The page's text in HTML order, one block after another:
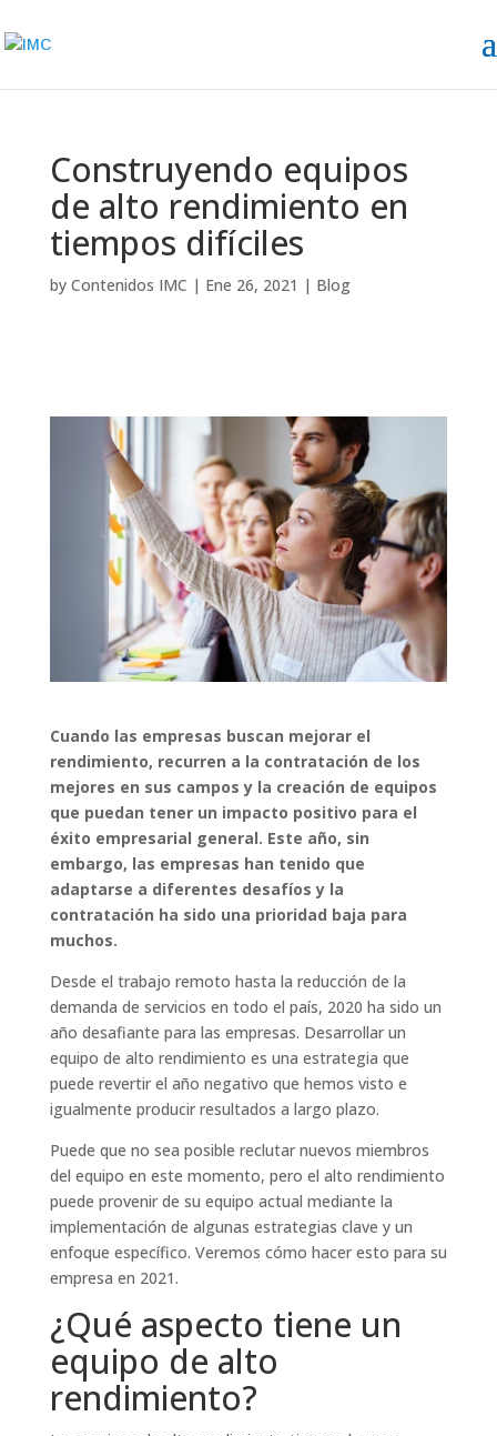
Construyendo equipos
de alto rendimiento en
tiempos difíciles
by Contenidos IMC | Ene 26, 2021 | Blog
Cuando las empresas buscan mejorar el
rendimiento, recurren a la contratación de los
mejores en sus campos y la creación de equipos
que puedan tener un impacto positivo para el
éxito empresarial general. Este año, sin
embargo, las empresas han tenido que
adaptarse a diferentes desafíos y la
contratación ha sido una prioridad baja para
muchos.
Desde el trabajo remoto hasta la reducción de la
demanda de servicios en todo el país, 2020 ha sido un
año desafiante para las empresas. Desarrollar un
equipo de alto rendimiento es una estrategia que
puede revertir el año negativo que hemos visto e
igualmente producir resultados a largo plazo.
Puede que no sea posible reclutar nuevos miembros
del equipo en este momento, pero el alto rendimiento
puede provenir de su equipo actual mediante la
implementación de algunas estrategias clave y un
enfoque específico. Veremos cómo hacer esto para su
empresa en 2021.
¿Qué aspecto tiene un
equipo de alto
rendimiento?